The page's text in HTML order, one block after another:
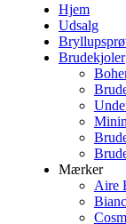
Hjem
Udsalg
Brudekjoler
Mærker
Aire